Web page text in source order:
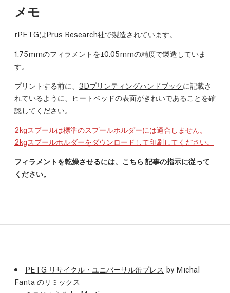
メモ
rPETGはPrus Research社で製造されています。
1.75mmのフィラメントを±0.05mmの精度で製造していま
す。
プリントする前に、 3Dプリンティングハンドブックに記載さ
れているように、ヒートベッドの表面がきれいであることを確
認してください。
2kgスプールは標準のスプールホルダーには適合しません。
2kgスプールホルダーをダウンロードして印刷してください。
フィラメントを乾燥させるには、 こちら 記事の指示に従って
ください。
PETG リサイクル・ユニバーサル缶プレス by Michal
Fanta のリミックス